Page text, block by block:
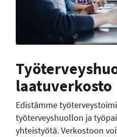
laatuverkosto
Edistämme
työterveyshuollon ja
yhteistyötä. Verkostoon